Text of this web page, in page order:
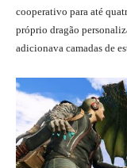
cooperativo para até
próprio dragão
adicionava camadas de